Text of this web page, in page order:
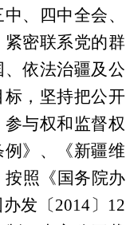
、四中全会、
密联系党的群
依法治疆及公
，坚持把公开
与权和监督权
》、《新疆维
照《国务院办
发〔2014〕 12